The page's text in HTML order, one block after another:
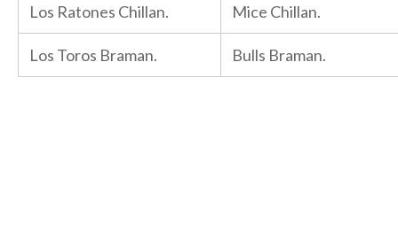
Los Ratones Chillan. Mice Chillan.
Los Toros Braman. Bulls Braman.